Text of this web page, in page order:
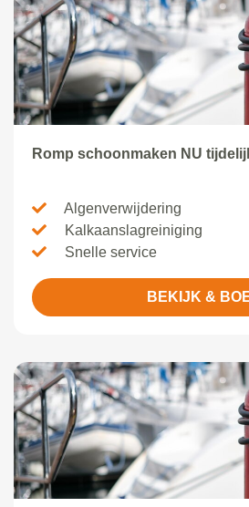
Romp schoonmaken NU
Algenverwijdering
Kalkaanslagreiniging
Snelle service
BEKIJK &